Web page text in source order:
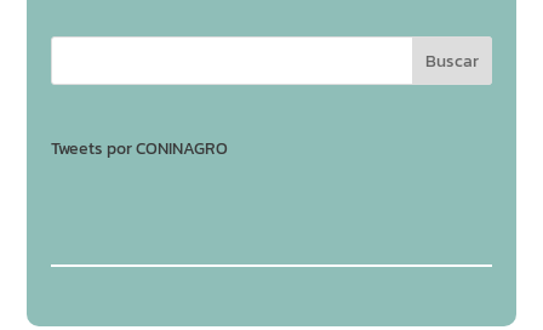
Tweets por CONINAGRO